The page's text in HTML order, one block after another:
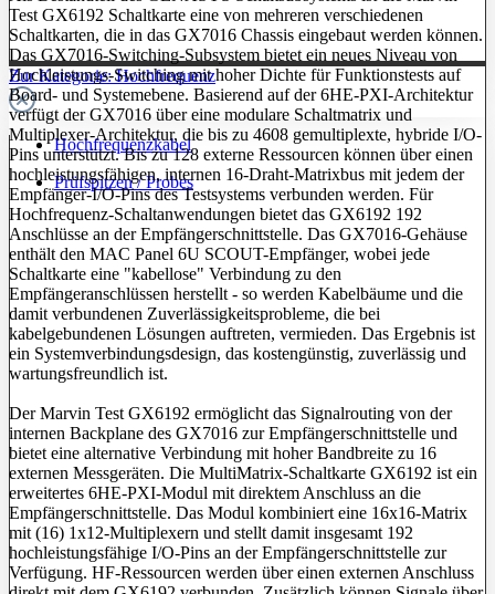
Zur Kategorie: Hochfrequenz
Hochfrequenzkabel
Prüfspitzen / Probes
Test GX6192 Schaltkarte eine von mehreren verschiedenen
Schaltkarten, die in das GX7016 Chassis eingebaut werden können.
Das GX7016-Switching-Subsystem bietet ein neues Niveau von
Hochleistungs-Switching mit hoher Dichte für Funktionstests auf
Board- und Systemebene. Basierend auf der 6HE-PXI-Architektur
verfügt der GX7016 über eine modulare Schaltmatrix und
Multiplexer-Architektur, die bis zu 4608 gemultiplexte, hybride I/O-
Pins unterstützt. Bis zu 128 externe Ressourcen können über einen
hochleistungsfähigen, internen 16-Draht-Matrixbus mit jedem der
Empfänger-I/O-Pins des Testsystems verbunden werden. Für
Hochfrequenz-Schaltanwendungen bietet das GX6192 192
Anschlüsse an der Empfängerschnittstelle. Das GX7016-Gehäuse
enthält den MAC Panel 6U SCOUT-Empfänger, wobei jede
Schaltkarte eine "kabellose" Verbindung zu den
Empfängeranschlüssen herstellt - so werden Kabelbäume und die
damit verbundenen Zuverlässigkeitsprobleme, die bei
kabelgebundenen Lösungen auftreten, vermieden. Das Ergebnis ist
ein Systemverbindungsdesign, das kostengünstig, zuverlässig und
wartungsfreundlich ist.
Der Marvin Test GX6192 ermöglicht das Signalrouting von der
internen Backplane des GX7016 zur Empfängerschnittstelle und
bietet eine alternative Verbindung mit hoher Bandbreite zu 16
externen Messgeräten. Die MultiMatrix-Schaltkarte GX6192 ist ein
erweitertes 6HE-PXI-Modul mit direktem Anschluss an die
Empfängerschnittstelle. Das Modul kombiniert eine 16x16-Matrix
mit (16) 1x12-Multiplexern und stellt damit insgesamt 192
hochleistungsfähige I/O-Pins an der Empfängerschnittstelle zur
Verfügung. HF-Ressourcen werden über einen externen Anschluss